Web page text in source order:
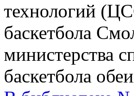
технологий
баскетбола
министерства
баскетбола